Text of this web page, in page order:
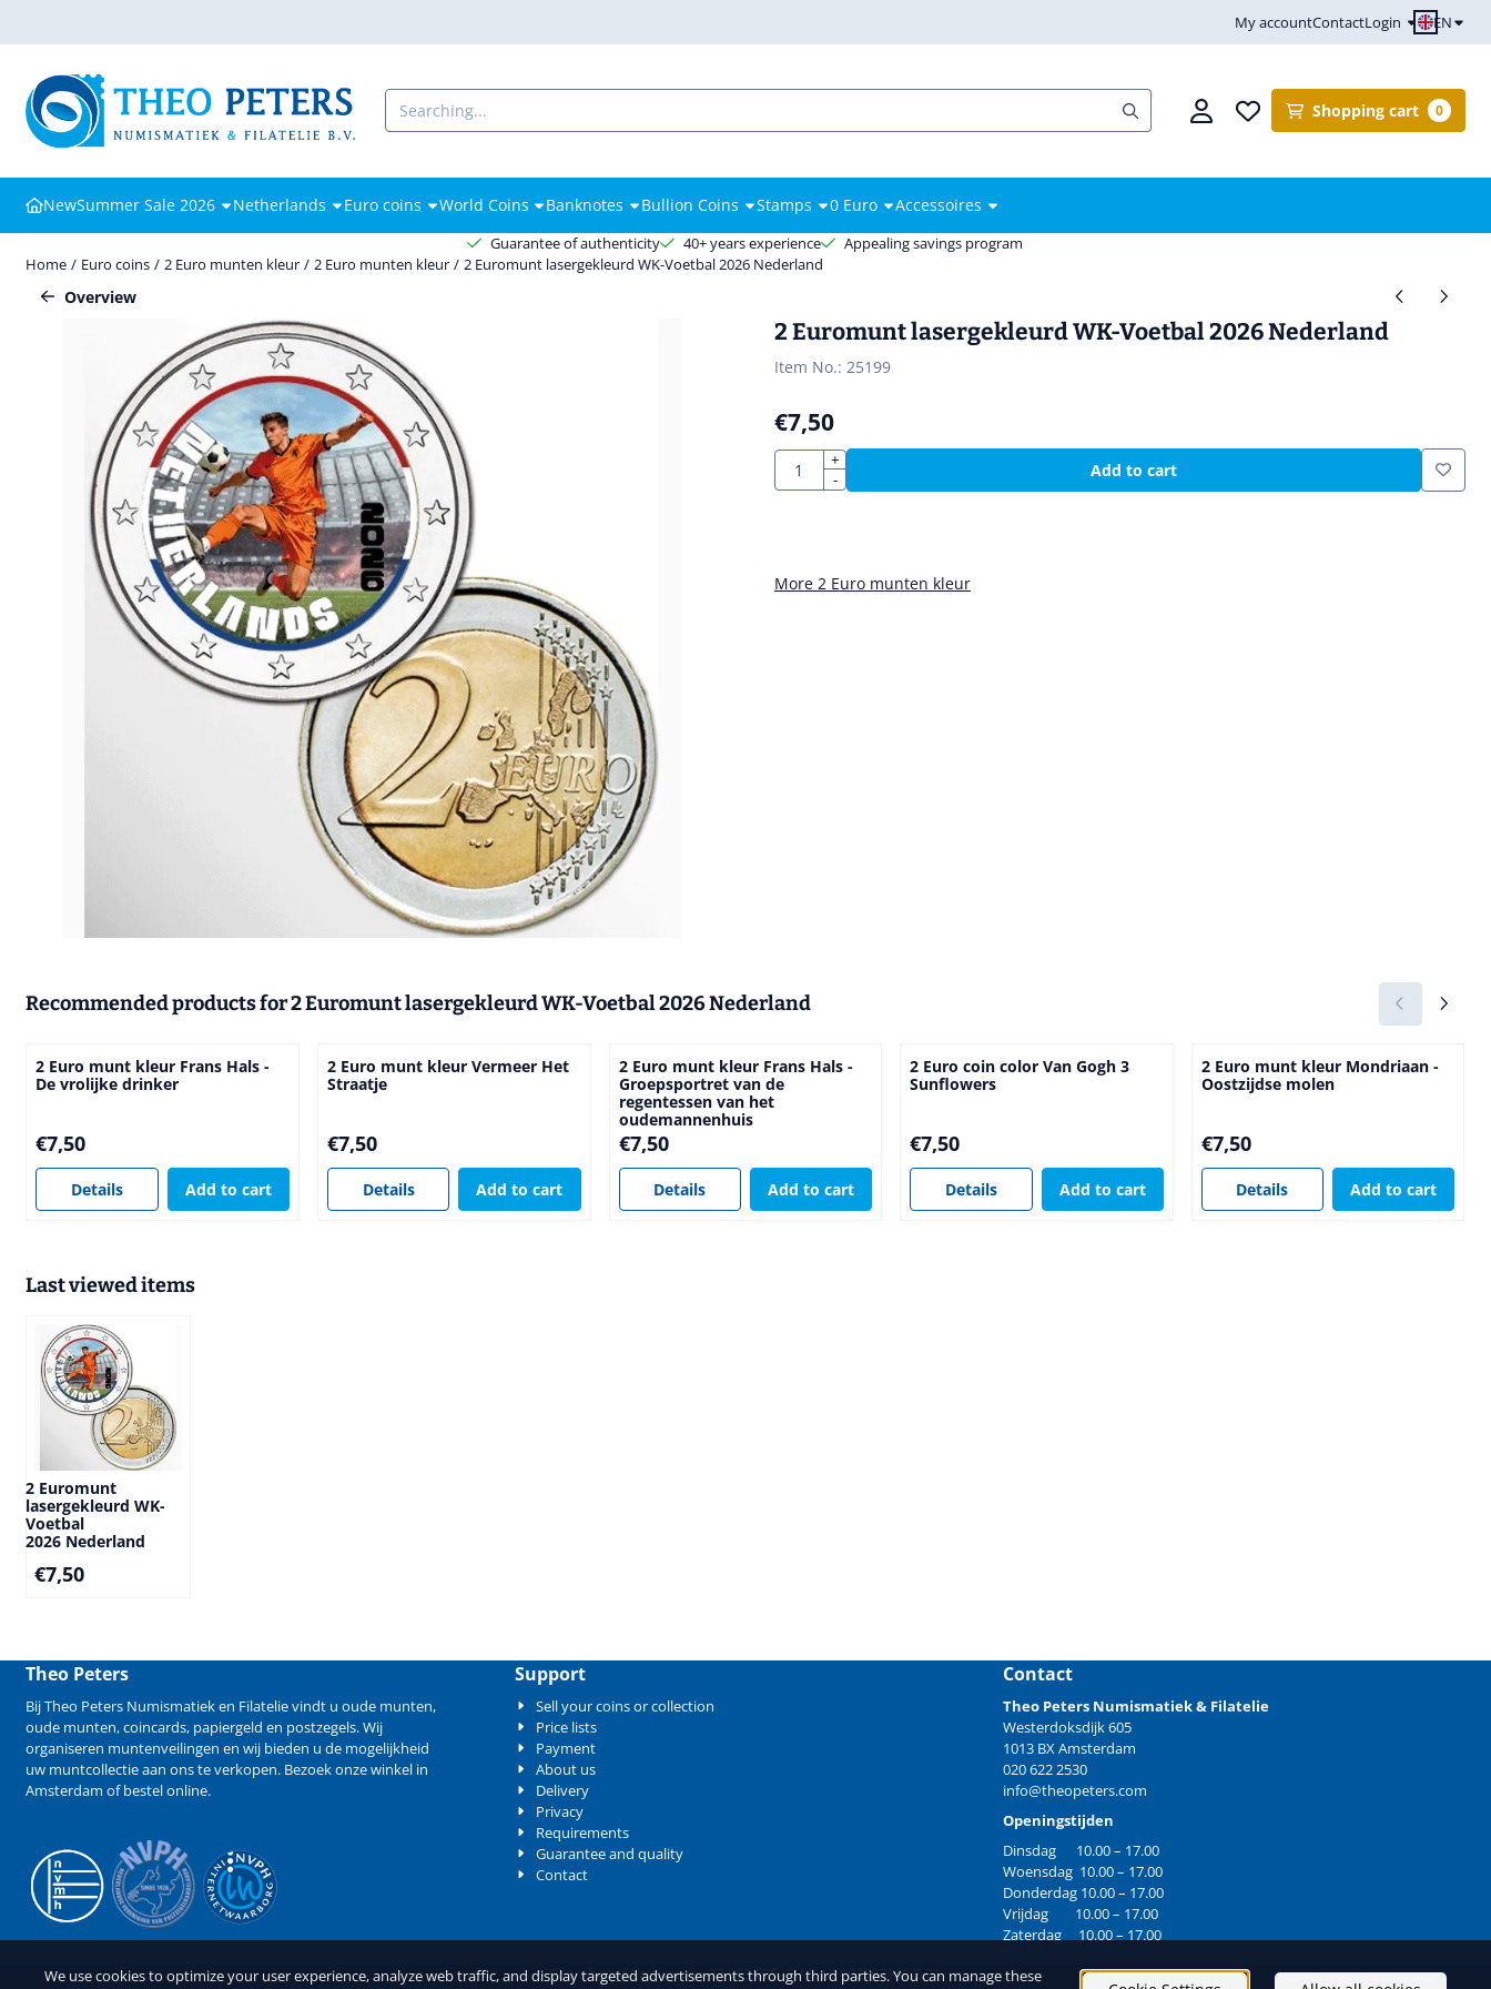
My accountContactLogin EN
Search
Shopping cart 0
NewSummer Sale 2026 Netherlands Euro coins World Coins Banknotes Bullion Coins Stamps 0 Euro Accessoires
Guarantee of authenticity 40+ years experience
Appealing savings program
Home / Euro coins / 2 Euro munten kleur / 2 Euro munten kleur / 2 Euromunt lasergekleurd WK-Voetbal 2026 Nederland
Overview
2 Euromunt lasergekleurd WK-Voetbal 2026 Nederland
Item No.: 25199
€7,50
Quantity
+
-
Add to cart
More 2 Euro munten kleur
Recommended products for2 Euromunt lasergekleurd WK-Voetbal 2026 Nederland
2 Euro munt kleur Frans Hals -
De vrolijke drinker
Price: 7,50
€7,50
Details Add to cart
2 Euro munt kleur Vermeer Het
Straatje
Price: 7,50
€7,50
Details Add to cart
2 Euro munt kleur Frans Hals -
Groepsportret van de
regentessen van het
oudemannenhuis
Price: 7,50
€7,50
Details Add to cart
2 Euro coin color Van Gogh 3
Sunflowers
Price: 7,50
€7,50
Details Add to cart
2 Euro munt kleur Mondriaan -
Oostzijdse molen
Price: 7,50
€7,50
Details Add to cart
Last viewed items
2 Euromunt
lasergekleurd WK-
Voetbal
2026 Nederland
€7,50
Theo Peters
Bij Theo Peters Numismatiek en Filatelie vindt u oude munten,
oude munten,coincards, papiergeld en postzegels. Wij
organiseren muntenveilingen en wij bieden u de mogelijkheid
uw muntcollectie aan ons te verkopen. Bezoek onze winkel in
Amsterdam of bestel online.
Support
Sell your coins or collection
Price lists
Payment
About us
Delivery
Privacy
Requirements
Guarantee and quality
Contact
Contact
Theo Peters Numismatiek & Filatelie
Westerdoksdijk 605
1013 BX Amsterdam
020 622 2530
info@theopeters.com
Openingstijden
Dinsdag 10.00 – 17.00
Woensdag 10.00 – 17.00
Donderdag 10.00 – 17.00
Vrijdag 10.00 – 17.00
Zaterdag 10.00 – 17.00
Chamber of Commerce: 33.153.675 - VAT: NL802897940.B.01
We use cookies to optimize your user experience, analyze web traffic, and display targeted advertisements through third parties. You can manage these